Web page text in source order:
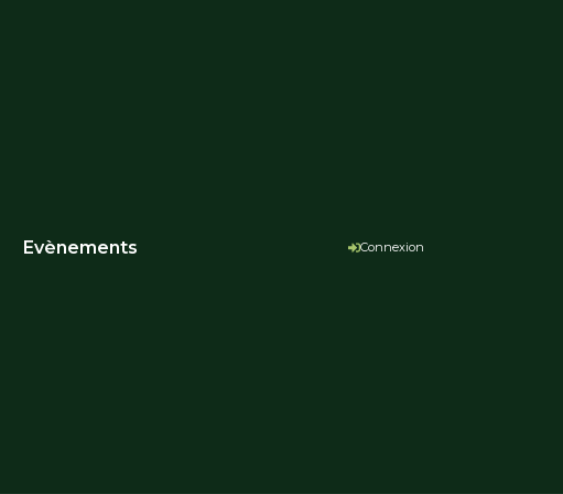
Evènements Connexion